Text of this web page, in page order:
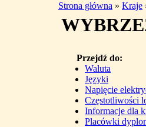
Strona główna » Kraje
Przejdź do:
Waluta
Języki
Napięcie
Częstotliwości
Informacje dla
Placówki